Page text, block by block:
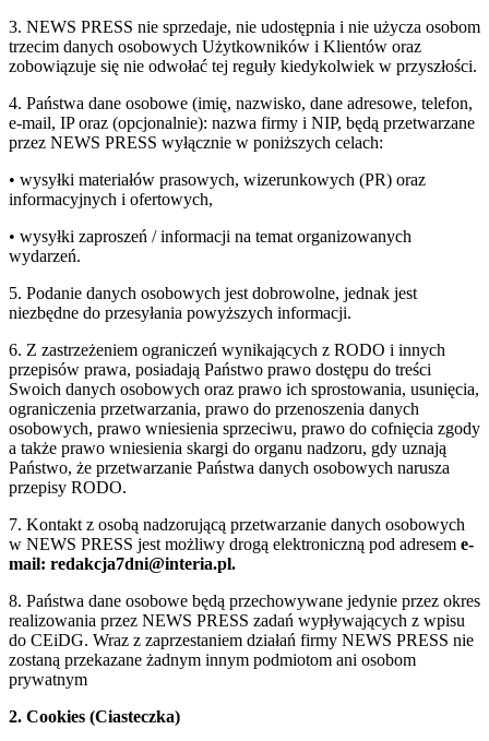
3. NEWS PRESS nie sprzedaje, nie udostępnia i nie użycza osobom
trzecim danych osobowych Użytkowników i Klientów oraz
zobowiązuje się nie odwołać tej reguły kiedykolwiek w przyszłości.
4. Państwa dane osobowe (imię, nazwisko, dane adresowe, telefon,
e-mail, IP oraz (opcjonalnie): nazwa firmy i NIP, będą przetwarzane
przez NEWS PRESS wyłącznie w poniższych celach:
• wysyłki materiałów prasowych, wizerunkowych (PR) oraz
informacyjnych i ofertowych,
• wysyłki zaproszeń / informacji na temat organizowanych
wydarzeń.
5. Podanie danych osobowych jest dobrowolne, jednak jest
niezbędne do przesyłania powyższych informacji.
6. Z zastrzeżeniem ograniczeń wynikających z RODO i innych
przepisów prawa, posiadają Państwo prawo dostępu do treści
Swoich danych osobowych oraz prawo ich sprostowania, usunięcia,
ograniczenia przetwarzania, prawo do przenoszenia danych
osobowych, prawo wniesienia sprzeciwu, prawo do cofnięcia zgody
a także prawo wniesienia skargi do organu nadzoru, gdy uznają
Państwo, że przetwarzanie Państwa danych osobowych narusza
przepisy RODO.
7. Kontakt z osobą nadzorującą przetwarzanie danych osobowych
w NEWS PRESS jest możliwy drogą elektroniczną pod adresem e-
mail: redakcja7dni@interia.pl.
8. Państwa dane osobowe będą przechowywane jedynie przez okres
realizowania przez NEWS PRESS zadań wypływających z wpisu
do CEiDG. Wraz z zaprzestaniem działań firmy NEWS PRESS nie
zostaną przekazane żadnym innym podmiotom ani osobom
prywatnym
2. Cookies (Ciasteczka)